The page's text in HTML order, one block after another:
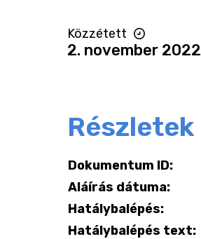
Közzétett
2. november 2022
Részletek
Dokumentum ID:
Aláírás dátuma:
Hatálybalépés:
Hatálybalépés text: